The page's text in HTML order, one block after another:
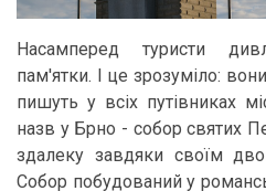
Насамперед туристи
пам'ятки. І це зрозуміло:
пишуть у всіх путівниках
назв у Брно - собор святих
здалеку завдяки своїм
Собор побудований у